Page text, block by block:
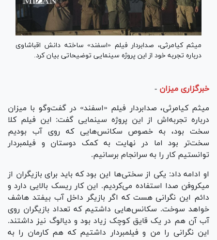
میثم کیامرثی، صدابردار فیلم «اسفند» ساخته دانش اقباشاوی
درباره تجربه خود از این پروژه سینمایی توضیحاتی بیان کرد.
خبرگزاری میزان -
میثم کیامرثی، صدابردار فیلم «اسفند» در گفت‌وگو با میزان
درباره تجربه‌اش از این پروژه سینمایی گفت: این فیلم کلا
سخت بود، به خصوص سکانس‌هایی که روی آب بودیم
سخت‌تر بود اما در نهایت به کمک دوستان و فیلمبردار
توانستیم کار را به سرانجام برسانیم.
او ادامه داد: یکی از سختی‌ها این بود که باید برای بازیگران از
میکروفن صدا استفاده می‌کردیم. این کار ریسک بالایی دارد و
دائم این نگرانی هست که اگر بازیگر داخل آب بیفتد هاشف
خواهد سوخت. سکانس‌هایی داشتیم که تعداد بازیگران روی
آب آن هم در یک قایق کوچک زیاد بود و دیالوگ نیز داشتند.
این نگرانی را من و فیلمبردار داشتیم که هم کارمان را به